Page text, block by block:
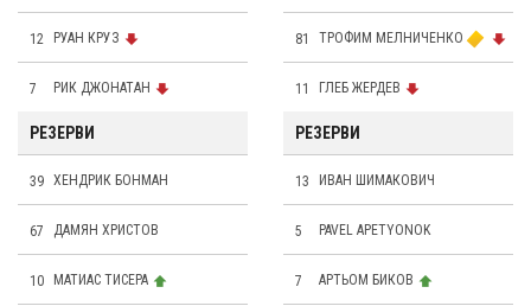
12 РУАН КРУЗ
7 РИК ДЖОНАТАН
РЕЗЕРВИ
39 ХЕНДРИК БОНМАН
67 ДАМЯН ХРИСТОВ
10 МАТИАС ТИСЕРА
81 ТРОФИМ МЕЛНИЧЕНКО
11 ГЛЕБ ЖЕРДЕВ
РЕЗЕРВИ
13 ИВАН ШИМАКОВИЧ
5 PAVEL APETYONOK
7 АРТЬОМ БИКОВ